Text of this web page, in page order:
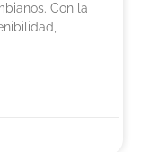
Con la